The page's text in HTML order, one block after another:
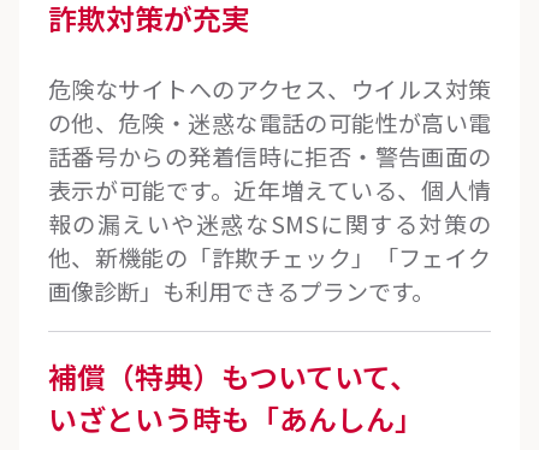
詐欺対策が充実
危険なサイトへのアクセス、ウイルス対策
の他、危険・迷惑な電話の可能性が高い電
話番号からの発着信時に拒否・警告画面の
表示が可能です。近年増えている、個人情
報の漏えいや迷惑なSMSに関する対策の
他、新機能の「詐欺チェック」「フェイク
画像診断」も利用できるプランです。
補償（特典）もついていて、
いざという時も 「あんしん」